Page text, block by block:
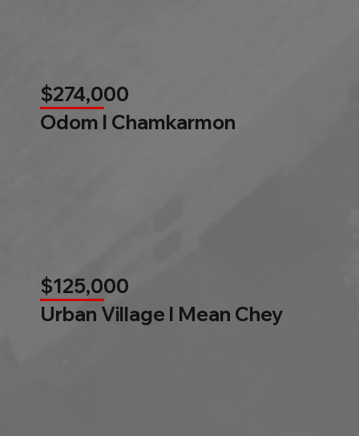
$274,000
Odom l Chamkarmon
$125,000
Urban Village l Mean Chey